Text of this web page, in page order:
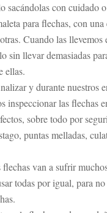
sacándolas con cuidado
para flechas, con una
Cuando las llevemos
sin llevar demasiadas
ellas.
y durante nuestros
inspeccionar las flechas
sobre todo por
puntas melladas,
van a sufrir
todas por igual, para